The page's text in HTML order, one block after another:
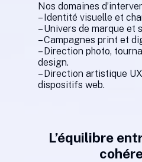
Nos domaines
– Identité visuelle et
– Univers de marque et
– Campagnes print et
– Direction photo,
design.
– Direction artistique
dispositifs web.
L’équilibre